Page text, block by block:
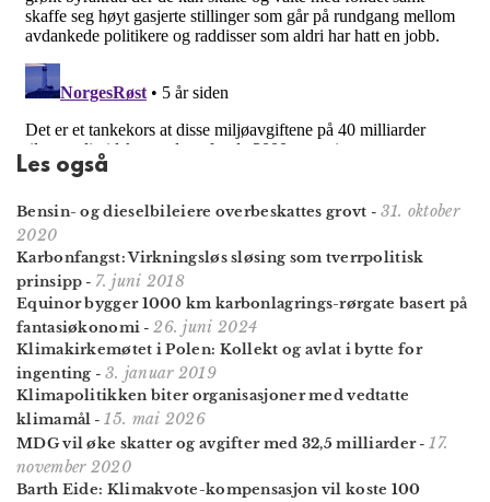
Les også
Bensin- og dieselbileiere overbeskattes grovt - 31. oktober
2020
Karbonfangst: Virkningsløs sløsing som tverrpolitisk
prinsipp - 7. juni 2018
Equinor bygger 1000 km karbonlagrings-rørgate basert på
fantasiøkonomi -26. juni 2024
Klimakirkemøtet i Polen: Kollekt og avlat i bytte for
ingenting - 3. januar 2019
Klimapolitikken biter organi­sa­sjoner med vedtatte
klimamål -15. mai 2026
MDG vil øke skatter og avgifter med 32,5 milliarder-17.
november 2020
Barth Eide: Klimakvote-kompensasjon vil koste 100